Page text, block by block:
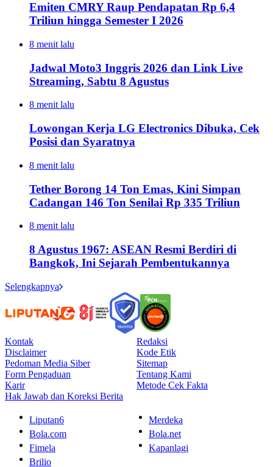
Emiten CMRY Raup Pendapatan Rp 6,4
Triliun hingga Semester I 2026
8 menit lalu
Jadwal Moto3 Inggris 2026 dan Link Live
Streaming, Sabtu 8 Agustus
8 menit lalu
Lowongan Kerja LG Electronics Dibuka, Cek
Posisi dan Syaratnya
8 menit lalu
Tether Borong 14 Ton Emas, Kini Simpan
Cadangan 146 Ton Senilai Rp 335 Triliun
8 menit lalu
8 Agustus 1967: ASEAN Resmi Berdiri di
Bangkok, Ini Sejarah Pembentukannya
Selengkapnya
Kontak
Redaksi
Disclaimer
Kode Etik
Pedoman Media Siber
Sitemap
Form Pengaduan
Tentang Kami
Karir
Metode Cek Fakta
Hak Jawab dan Koreksi Berita
Liputan6
Merdeka
Bola.com
Bola.net
Fimela
Kapanlagi
Brilio